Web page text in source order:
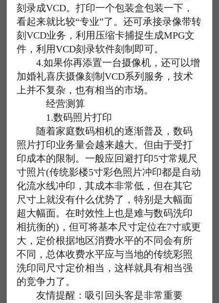
刻录成VCD。打印一个包装盒包装一下，
看起来就比较“专业”了。还可承接录像带转
刻VCD业务，利用压缩卡捕捉生成MPG文
件，利用VCD刻录软件刻制即可。
4.如果你再添置一台摄像机，还可以增
加婚礼喜庆摄像刻制VCD系列服务，技术
上并不复杂，也有相当的市场。
经营测算
1.数码照片打印
随着家庭数码相机的逐渐普及，数码
照片打印业务量会越来越大。但由于受打
印成本的限制。一般应回避打印5寸常规尺
寸照片(传统影楼5寸彩色照片冲印都是自动
化流水线冲印，其成本非常低，但在其它
尺寸上就没有什么优势了，特别是大幅面
超大幅面。在时效性上也是难与数码洗印
相抗衡的)，但可将基本尺寸定位在7寸或更
大，定价根据地区消费水平的不同会有所
不同，总体收费水平应与当地的传统彩照
洗印同尺寸定价相当，这样就具有相当强
的竞争力了。
友情提醒：吸引回头客是非常重要